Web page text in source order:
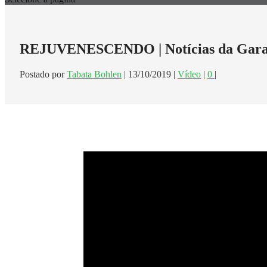
REJUVENESCENDO | Notícias da
Postado porTabata Bohlen | 13/10/2019 | Vídeo | 0 |